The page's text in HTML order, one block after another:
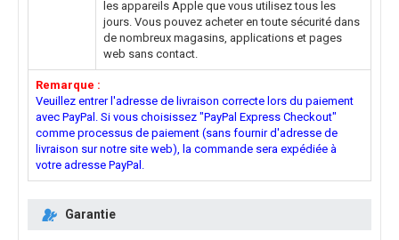
les appareils Apple que vous utilisez tous les
jours. Vous pouvez acheter en toute sécurité dans
de nombreux magasins, applications et pages
web sans contact.
Remarque :
Veuillez entrer l'adresse de livraison correcte lors du paiement
avec PayPal. Si vous choisissez "PayPal Express Checkout"
comme processus de paiement (sans fournir d'adresse de
livraison sur notre site web), la commande sera expédiée à
votre adresse PayPal.
Garantie